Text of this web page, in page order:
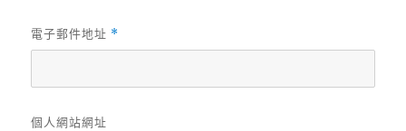
電子郵件地址 *
個人網站網址